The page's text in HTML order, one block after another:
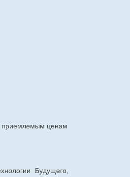
приемлемым ценам
Будущего,